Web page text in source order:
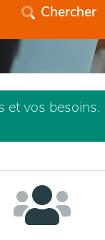
Chercher
et vos besoins.